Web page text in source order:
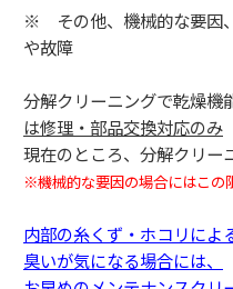
※ その他、機械的な要因
や故障
分解クリーニングで乾燥機
は修理・部品交換対応のみ
現在のところ、分解クリー
※機械的な要因の場合にはこの
内部の糸くず・ホコリによ
臭いが気になる場合には、